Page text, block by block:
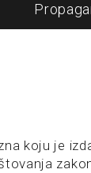
koju je